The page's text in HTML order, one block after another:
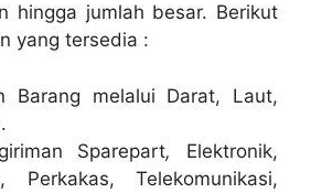
hingga jumlah besar. Berikut
yang tersedia :
Barang melalui Darat, Laut,
Sparepart,
Elektronik,
Perkakas, Telekomunikasi,